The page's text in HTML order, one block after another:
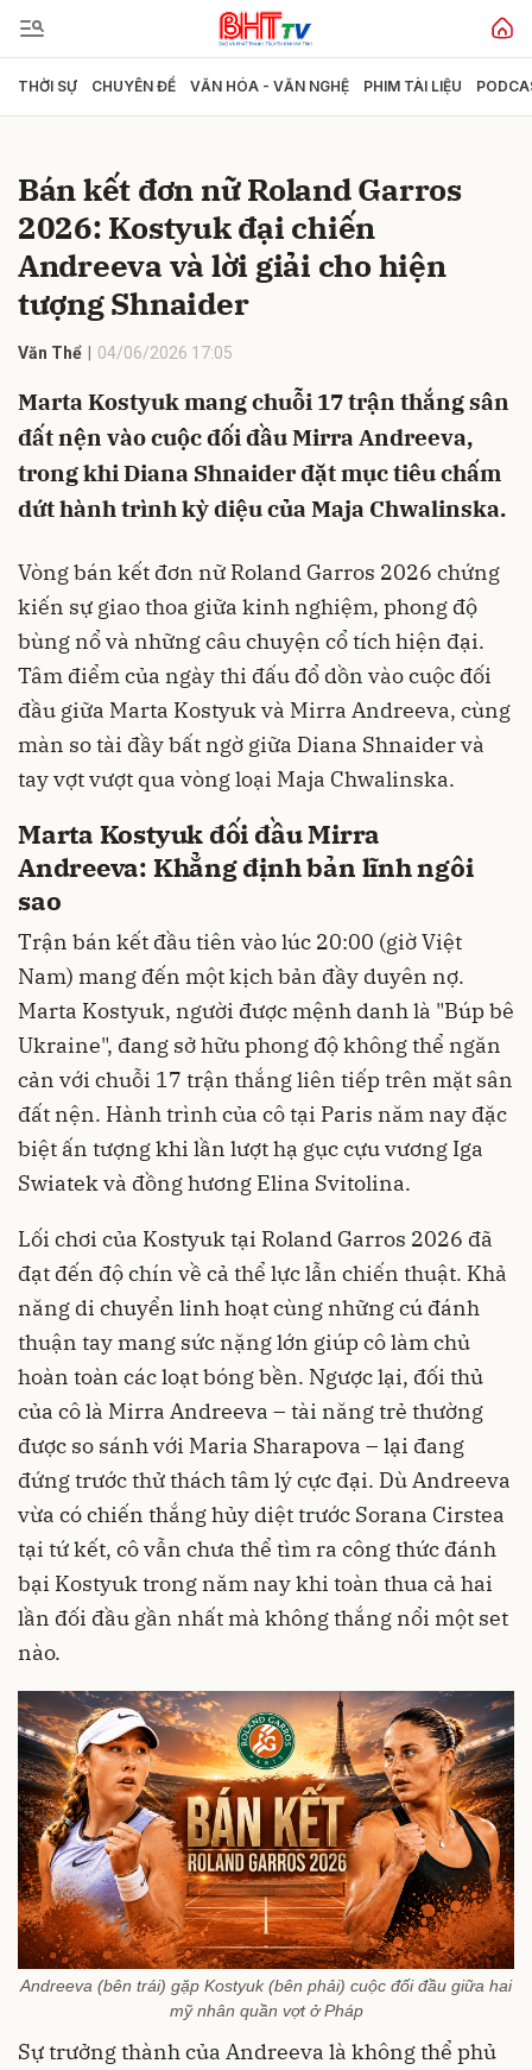
THỜI SỰ CHUYÊN ĐỀ VĂN HÓA - VĂN NGHỆ PHIM TÀI LIỆU
Bán kết đơn nữ Roland Garros
2026: Kostyuk đại chiến
Andreeva và lời giải cho hiện
tượng Shnaider
Văn Thể 04/06/2026 17:05
Marta Kostyuk mang chuỗi 17 trận thắng sân
đất nện vào cuộc đối đầu Mirra Andreeva,
trong khi Diana Shnaider đặt mục tiêu chấm
dứt hành trình kỳ diệu của Maja Chwalinska.
Vòng bán kết đơn nữ Roland Garros 2026 chứng
kiến sự giao thoa giữa kinh nghiệm, phong độ
bùng nổ và những câu chuyện cổ tích hiện đại.
Tâm điểm của ngày thi đấu đổ dồn vào cuộc đối
đầu giữa Marta Kostyuk và Mirra Andreeva, cùng
màn so tài đầy bất ngờ giữa Diana Shnaider và
tay vợt vượt qua vòng loại Maja Chwalinska.
Marta Kostyuk đối đầu Mirra
Andreeva: Khẳng định bản lĩnh ngôi
sao
Trận bán kết đầu tiên vào lúc 20:00 (giờ Việt
Nam) mang đến một kịch bản đầy duyên nợ.
Marta Kostyuk, người được mệnh danh là "Búp bê
Ukraine", đang sở hữu phong độ không thể ngăn
cản với chuỗi 17 trận thắng liên tiếp trên mặt sân
đất nện. Hành trình của cô tại Paris năm nay đặc
biệt ấn tượng khi lần lượt hạ gục cựu vương Iga
Swiatek và đồng hương Elina Svitolina.
Lối chơi của Kostyuk tại Roland Garros 2026 đã
đạt đến độ chín về cả thể lực lẫn chiến thuật. Khả
năng di chuyển linh hoạt cùng những cú đánh
thuận tay mang sức nặng lớn giúp cô làm chủ
hoàn toàn các loạt bóng bền. Ngược lại, đối thủ
của cô là Mirra Andreeva – tài năng trẻ thường
được so sánh với Maria Sharapova – lại đang
đứng trước thử thách tâm lý cực đại. Dù Andreeva
vừa có chiến thắng hủy diệt trước Sorana Cirstea
tại tứ kết, cô vẫn chưa thể tìm ra công thức đánh
bại Kostyuk trong năm nay khi toàn thua cả hai
lần đối đầu gần nhất mà không thắng nổi một set
nào.
Andreeva (bên trái) gặp Kostyuk (bên phải) cuộc đối đầu giữa hai
mỹ nhân quần vợt ở Pháp
Sự trưởng thành của Andreeva là không thể phủ
Gửi bình luận